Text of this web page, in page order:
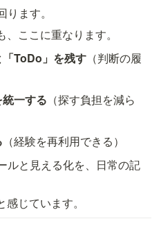
ます。
ここに重なります。
ToDo」を残す （判断の履
一する （探す負担を減ら
（経験を再利用できる）
ルと見える化を、日常の記
じています。